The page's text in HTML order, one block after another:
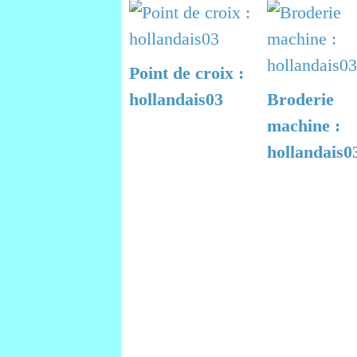
Point de croix :
hollandais03
Broderie
machine :